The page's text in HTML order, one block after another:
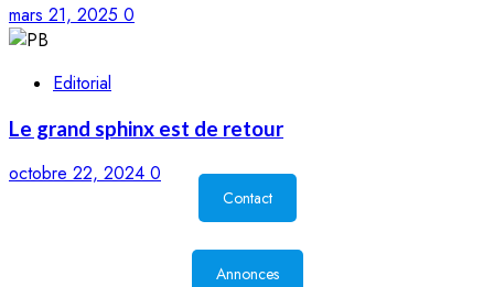
mars 21, 2025 0
Editorial
Le grand sphinx est de retour
octobre 22, 2024 0
Contact
Annonces